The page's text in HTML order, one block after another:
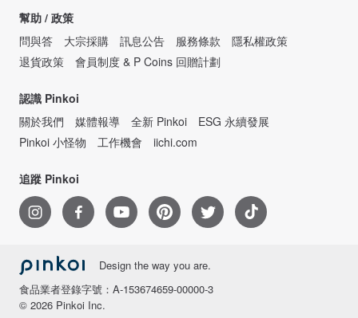
幫助 / 政策
問與答
大宗採購 訊息公告 服務條款
隱私權政策
退貨政策
會員制度 & P Coins 回贈計劃
認識 Pinkoi
關於我們
媒體報導 全新 Pinkoi
ESG 永續發展
Pinkoi 小怪物
工作機會 iichi.com
追蹤 Pinkoi
Design the way you are.
食品業者登錄字號：A-153674659-00000-3
© 2026 Pinkoi Inc.